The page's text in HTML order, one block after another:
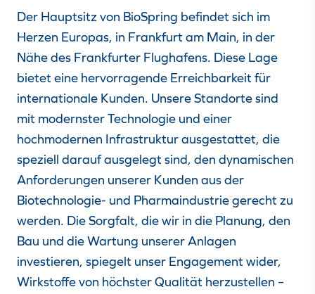
Der Hauptsitz von BioSpring befindet sich im
Herzen Europas, in Frankfurt am Main, in der
Nähe des Frankfurter Flughafens. Diese Lage
bietet eine hervorragende Erreichbarkeit für
internationale Kunden. Unsere Standorte sind
mit modernster Technologie und einer
hochmodernen Infrastruktur ausgestattet, die
speziell darauf ausgelegt sind, den dynamischen
Anforderungen unserer Kunden aus der
Biotechnologie- und Pharmaindustrie gerecht zu
werden. Die Sorgfalt, die wir in die Planung, den
Bau und die Wartung unserer Anlagen
investieren, spiegelt unser Engagement wider,
Wirkstoffe von höchster Qualität herzustellen –